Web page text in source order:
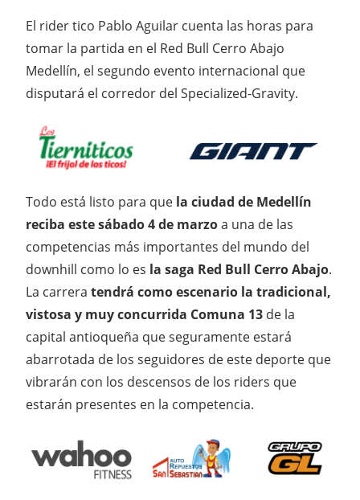
El rider tico Pablo Aguilar cuenta las horas para
tomar la partida en el Red Bull Cerro Abajo
Medellín, el segundo evento internacional que
disputará el corredor del Specialized-Gravity.
Todo está listo para que la ciudad de Medellín
reciba este sábado 4 de marzoa una de las
competencias más importantes del mundo del
downhill como lo es la saga Red Bull Cerro Abajo.
La carrera tendrá como escenario la tradicional,
vistosa y muy concurrida Comuna 13 de la
capital antioqueña que seguramente estará
abarrotada de los seguidores de este deporte que
vibrarán con los descensos de los riders que
estarán presentes en la competencia.